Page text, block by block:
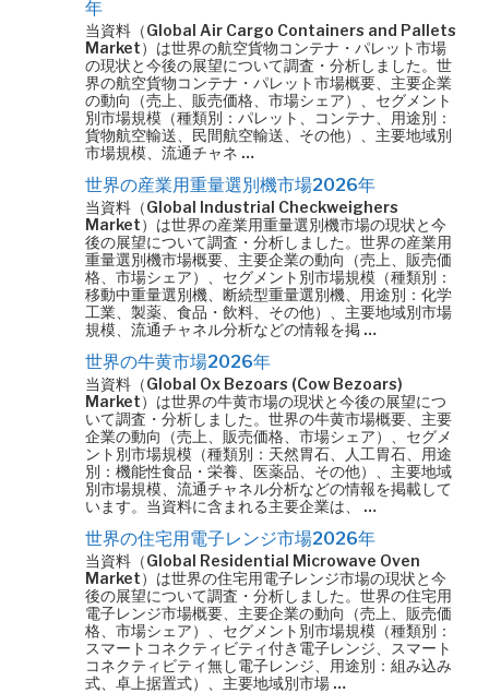
年
当資料（Global Air Cargo Containers and Pallets
Market）は世界の航空貨物コンテナ・パレット市場
の現状と今後の展望について調査・分析しました。世
界の航空貨物コンテナ・パレット市場概要、主要企業
の動向（売上、販売価格、市場シェア）、セグメント
別市場規模（種類別：パレット、コンテナ、用途別：
貨物航空輸送、民間航空輸送、その他）、主要地域別
市場規模、流通チャネ …
世界の産業用重量選別機市場2026年
当資料（Global Industrial Checkweighers
Market）は世界の産業用重量選別機市場の現状と今
後の展望について調査・分析しました。世界の産業用
重量選別機市場概要、主要企業の動向（売上、販売価
格、市場シェア）、セグメント別市場規模（種類別：
移動中重量選別機、断続型重量選別機、用途別：化学
工業、製薬、食品・飲料、その他）、主要地域別市場
規模、流通チャネル分析などの情報を掲 …
世界の牛黄市場2026年
当資料（Global Ox Bezoars (Cow Bezoars)
Market）は世界の牛黄市場の現状と今後の展望につ
いて調査・分析しました。世界の牛黄市場概要、主要
企業の動向（売上、販売価格、市場シェア）、セグメ
ント別市場規模（種類別：天然胃石、人工胃石、用途
別：機能性食品・栄養、医薬品、その他）、主要地域
別市場規模、流通チャネル分析などの情報を掲載して
います。当資料に含まれる主要企業は、 …
世界の住宅用電子レンジ市場2026年
当資料（Global Residential Microwave Oven
Market）は世界の住宅用電子レンジ市場の現状と今
後の展望について調査・分析しました。世界の住宅用
電子レンジ市場概要、主要企業の動向（売上、販売価
格、市場シェア）、セグメント別市場規模（種類別：
スマートコネクティビティ付き電子レンジ、スマート
コネクティビティ無し電子レンジ、用途別：組み込み
式、卓上据置式）、主要地域別市場 …